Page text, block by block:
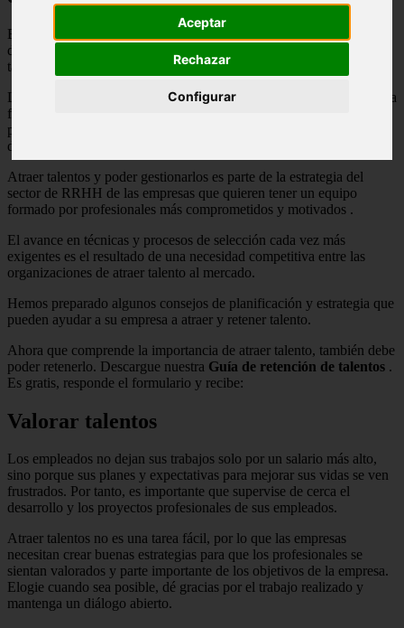
Aceptar
Rechazar
Configurar
Existe una realidad que es común a todas las empresas y que hace
de la gestión de personas una parte fundamental: poder atraer
talentos y retenerlos.
La operación de la empresa solo se realiza en base al compromiso, la
fuerza laboral y el capital intelectual de sus empleados.
palabras, el éxito y el fracaso de la organización dependen
directamente de la calidad y el compromiso de sus talentos.
Atraer talentos y poder gestionarlos es parte de la estrategia del
sector de RRHH de las empresas que quieren tener un equipo
formado por profesionales más comprometidos y motivados .
El avance en técnicas y procesos de selección cada vez más
exigentes es el resultado de una necesidad competitiva entre las
organizaciones de atraer talento al mercado.
Hemos preparado algunos consejos de planificación y estrategia que
pueden ayudar a su empresa a atraer y retener talento.
Ahora que comprende la importancia de atraer talento, también debe
poder retenerlo. Descargue nuestra Guía de retención de talentos .
Es gratis, responde el formulario y recibe:
Valorar talentos
Los empleados no dejan sus trabajos solo por un salario más alto,
sino porque sus planes y expectativas para mejorar sus vidas se ven
frustrados. Por tanto, es importante que supervise de cerca el
desarrollo y los proyectos profesionales de sus empleados.
Atraer talentos no es una tarea fácil, por lo que las empresas
necesitan crear buenas estrategias para que los profesionales se
sientan valorados y parte importante de los objetivos de la empresa.
Elogie cuando sea posible, dé gracias por el trabajo realizado y
mantenga un diálogo abierto.